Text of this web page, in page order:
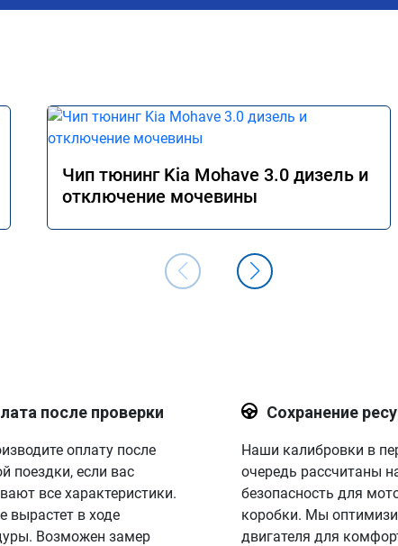
Чип тюнинг Kia Mohave 3.0 дизель и
отключение мочевины
после проверки
оплату после
поездки, если вас
все характеристики.
вырастет в ходе
Возможен замер
Сохранение
Наши калибровки в
очередь рассчитаны
безопасность для
коробки. Мы
двигателя для